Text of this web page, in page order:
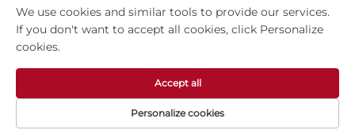
P 8615988795434
Авторлық құқық © Zhejiang Zhuxin Machinery
We use cookies and similar tools to provide our services.
If you don't want to accept all cookies, click Personalize
cookies.
Personalize cookies
Accept all